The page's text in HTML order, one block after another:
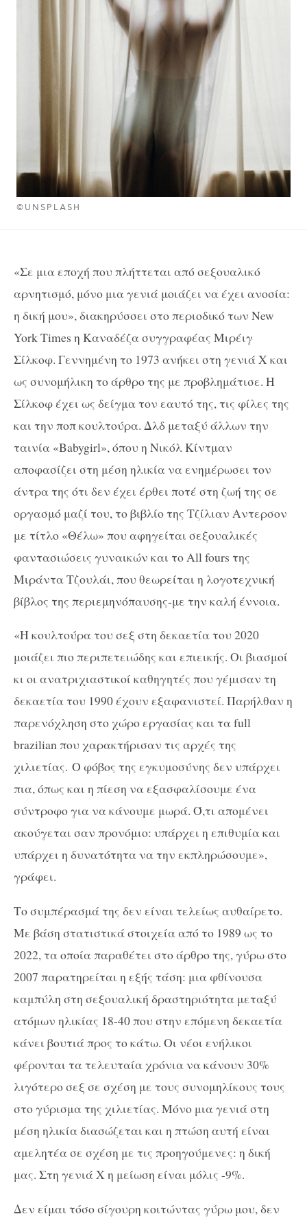
©UNSPLASH
«Σε μια εποχή που πλήττεται από σεξουαλικό
αρνητισμό, μόνο μια γενιά μοιάζει να έχει ανοσία:
η δική μου», διακηρύσσει στο περιοδικό των New
York Times η Καναδέζα συγγραφέας Μιρέιγ
Σίλκοφ. Γεννημένη το 1973 ανήκει στη γενιά Χ και
ως συνομήλικη το άρθρο της με προβλημάτισε. Η
Σίλκοφ έχει ως δείγμα τον εαυτό της, τις φίλες της
και την ποπ κουλτούρα. Δλδ μεταξύ άλλων την
ταινία «Babygirl», όπου η Νικόλ Κίντμαν
αποφασίζει στη μέση ηλικία να ενημέρωσει τον
άντρα της ότι δεν έχει έρθει ποτέ στη ζωή της σε
οργασμό μαζί του, το βιβλίο της Τζίλιαν Αντερσον
με τίτλο «Θέλω» που αφηγείται σεξουαλικές
φαντασιώσεις γυναικών και το All fours της
Μιράντα Τζουλάι, που θεωρείται η λογοτεχνική
βίβλος της περιεμηνόπαυσης-με την καλή έννοια.
«Η κουλτούρα του σεξ στη δεκαετία του 2020
μοιάζει πιο περιπετειώδης και επιεικής. Οι βιασμοί
κι οι ανατριχιαστικοί καθηγητές που γέμισαν τη
δεκαετία του 1990 έχουν εξαφανιστεί. Παρήλθαν η
παρενόχληση στο χώρο εργασίας και τα full
brazilian που χαρακτήρισαν τις αρχές της
χιλιετίας. Ο φόβος της εγκυμοσύνης δεν υπάρχει
πια, όπως και η πίεση να εξασφαλίσουμε ένα
σύντροφο για να κάνουμε μωρά. Ό,τι απομένει
ακούγεται σαν προνόμιο: υπάρχει η επιθυμία και
υπάρχει η δυνατότητα να την εκπληρώσουμε»,
γράφει.
Το συμπέρασμά της δεν είναι τελείως αυθαίρετο.
Με βάση στατιστικά στοιχεία από το 1989 ως το
2022, τα οποία παραθέτει στο άρθρο της, γύρω στο
2007 παρατηρείται η εξής τάση: μια φθίνουσα
καμπύλη στη σεξουαλική δραστηριότητα μεταξύ
ατόμων ηλικίας 18-40 που στην επόμενη δεκαετία
κάνει βουτιά προς το κάτω. Οι νέοι ενήλικοι
φέρονται τα τελευταία χρόνια να κάνουν 30%
λιγότερο σεξ σε σχέση με τους συνομηλίκους τους
στο γύρισμα της χιλιετίας. Μόνο μια γενιά στη
μέση ηλικία διασώζεται και η πτώση αυτή είναι
αμελητέα σε σχέση με τις προηγούμενες: η δική
μας. Στη γενιά Χ η μείωση είναι μόλις -9%.
Δεν είμαι τόσο σίγουρη κοιτώντας γύρω μου, δεν